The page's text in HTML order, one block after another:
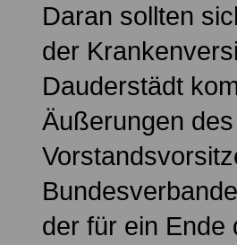
Daran sollten
der
Dauderstädt
Äußerungen des
der für ein Ende